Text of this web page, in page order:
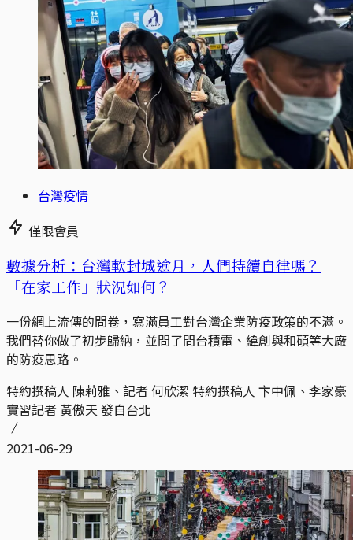
台灣疫情
僅限會員
數據分析：台灣軟封城逾月，人們持續自律嗎？
「在家工作」狀況如何？
一份網上流傳的問卷，寫滿員工對台灣企業防疫政策的不滿。
我們替你做了初步歸納，並問了問台積電、緯創與和碩等大廠
的防疫思路。
特約撰稿人 陳莉雅、記者 何欣潔 特約撰稿人 卞中佩、李家豪
實習記者 黃傲天 發自台北
2021-06-29